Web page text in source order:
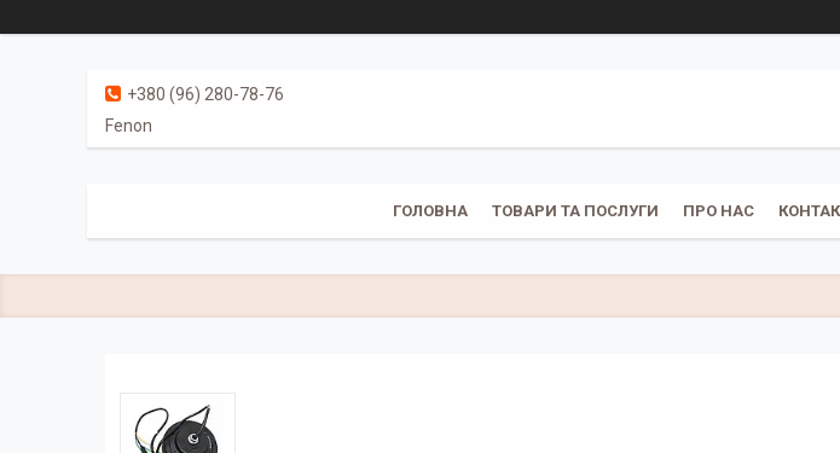
+380 (96) 280-78-76
Fenon
ГОЛОВНА ТОВАРИ ТА ПОСЛУГИ ПРО НАС